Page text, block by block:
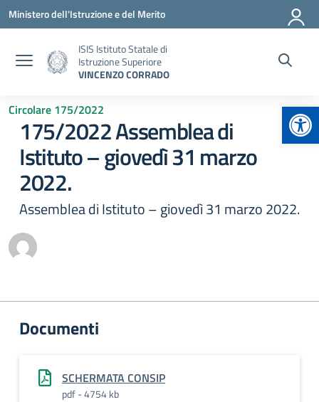
Vai ai contenuti
Vai al menu di navigazione
Vai al footer
Ministero dell'Istruzione e del Merito
ISIS Istituto Statale di
Istruzione Superiore
VINCENZO CORRADO
Circolare 175/2022
175/2022 Assemblea di
Istituto – giovedì 31 marzo
2022.
Assemblea di Istituto – giovedì 31 marzo 2022.
Documenti
SCHERMATA CONSIP
pdf - 4754 kb